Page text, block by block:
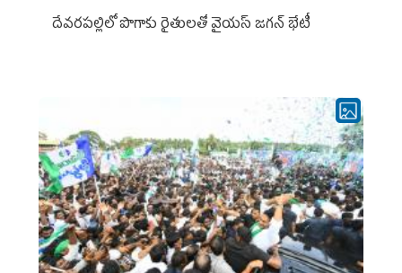
దేవరపల్లిలో పొగాకు రైతులతో వైయస్ జగన్ భేటీ